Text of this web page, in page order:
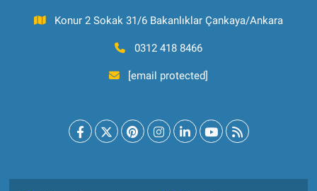
Konur 2 Sokak 31/6 Bakanlıklar Çankaya/Ankara
0312 418 8466
[email protected]